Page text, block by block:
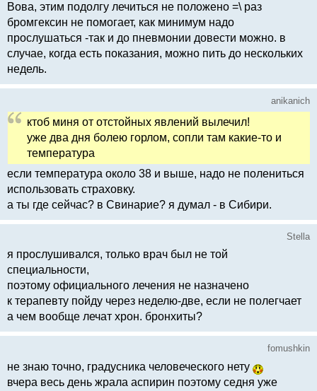
Вова, этим подолгу лечиться не положено =\ раз
бромгексин не помогает, как минимум надо
прослушаться -так и до пневмонии довести можно. в
случае, когда есть показания, можно пить до нескольких
недель.
anikanich
ктоб миня от отстойных явлений вылечил!
уже два дня болею горлом, сопли там какие-то и
температура
если температура около 38 и выше, надо не полениться
использовать страховку.
а ты где сейчас? в Свинарие? я думал - в Сибири.
Stella
я прослушивался, только врач был не той
специальности,
поэтому официального лечения не назначено
к терапевту пойду через неделю-две, если не полегчает
а чем вообще лечат хрон. бронхиты?
fomushkin
не знаю точно, градусника человеческого нету
вчера весь день жрала аспирин поэтому седня уже